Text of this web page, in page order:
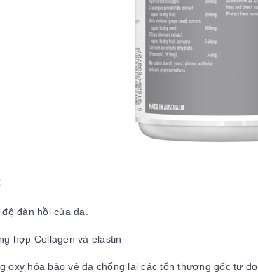
đàn hồi của da.
hợp Collagen và elastin
oxy hóa bảo vệ da chống lại các tổn thương gốc tự do